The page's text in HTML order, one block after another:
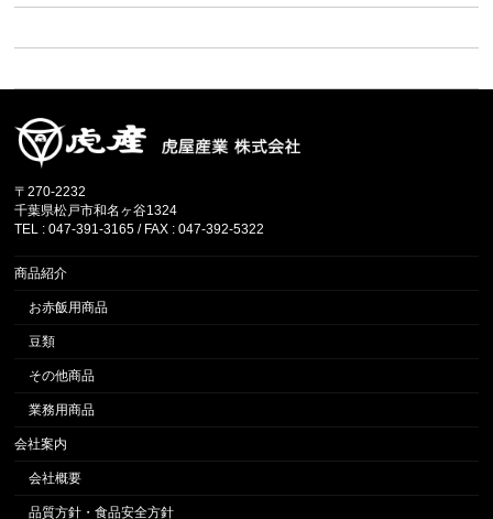
〒270-2232
千葉県松戸市和名ヶ谷1324
TEL : 047-391-3165 / FAX : 047-392-5322
商品紹介
お赤飯用商品
豆類
その他商品
業務用商品
会社案内
会社概要
品質方針・食品安全方針